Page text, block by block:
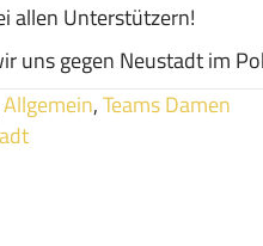
allen Unterstützern!
uns gegen Neustadt im
Allgemein,Teams Damen